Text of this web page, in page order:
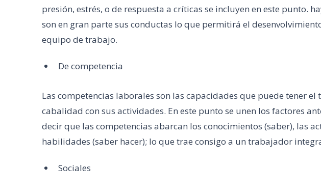
presión, estrés, o de respuesta a críticas se incluyen en este punto.
son en gran parte sus conductas lo que permitirá el
equipo de trabajo.
De competencia
Las competencias laborales son las capacidades que puede tener
cabalidad con sus actividades. En este punto se unen los factores
decir que las competencias abarcan los conocimientos (saber), las
habilidades (saber hacer); lo que trae consigo a un trabajador
Sociales